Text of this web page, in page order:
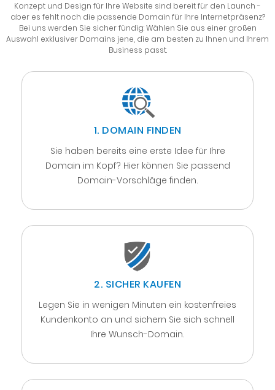
Konzept und Design für Ihre Website sind bereit für den Launch -
aber es fehlt noch die passende Domain für Ihre Internetpräsenz?
Bei uns werden Sie sicher fündig: Wählen Sie aus einer großen
Auswahl exklusiver Domains jene, die am besten zu Ihnen und Ihrem
Business passt.
1. DOMAIN FINDEN
Sie haben bereits eine erste Idee für Ihre
Domain im Kopf? Hier können Sie passend
Domain-Vorschläge finden.
2. SICHER KAUFEN
Legen Sie in wenigen Minuten ein kostenfreies
Kundenkonto an und sichern Sie sich schnell
Ihre Wunsch-Domain.